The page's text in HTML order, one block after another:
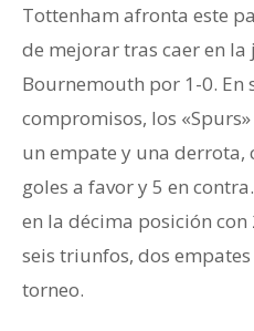
Tottenham afronta este
de mejorar tras caer en
Bournemouth por 1-0. En
compromisos, los
un empate y una derrota,
goles a favor y 5 en
en la décima posición
seis triunfos, dos
torneo.